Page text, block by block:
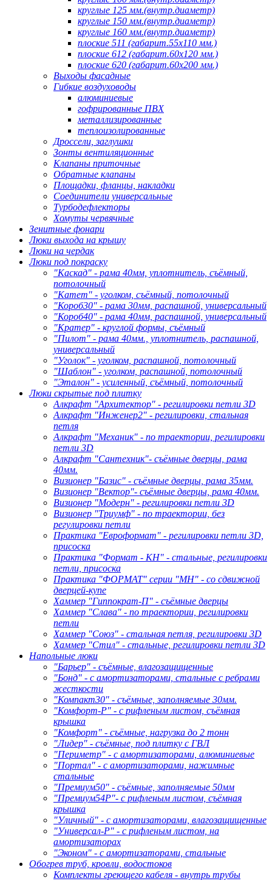
круглые 125 мм.(внутр.диаметр)
круглые 150 мм.(внутр.диаметр)
круглые 160 мм.(внутр.диаметр)
плоские 511 (габарит.55х110 мм.)
плоские 612 (габарит.60х120 мм.)
плоские 620 (габарит.60х200 мм.)
Выходы фасадные
Гибкие воздуховоды
алюминиевые
гофрированные ПВХ
металлизированные
теплоизолированные
Дроссели, заглушки
Зонты вентиляционные
Клапаны приточные
Обратные клапаны
Площадки, фланцы, накладки
Соединители универсальные
Турбодефлекторы
Хомуты червячные
Зенитные фонари
Люки выхода на крышу
Люки на чердак
Люки под покраску
"Каскад" - рама 40мм, уплотнитель, съёмный,
потолочный
"Катет" - уголком, съёмный, потолочный
"Короб30" - рама 30мм, распашной, универсальный
"Короб40" - рама 40мм, распашной, универсальный
"Кратер" - круглой формы, съёмный
"Пилот" - рама 40мм., уплотнитель, распашной,
универсальный
"Уголок" - уголком, распашной, потолочный
"Шаблон" - уголком, распашной, потолочный
"Эталон" - усиленный, съёмный, потолочный
Люки скрытые под плитку
Алкрафт "Архитектор" - регилировки петли 3D
Алкрафт "Инженер2" - регилировки, стальная
петля
Алкрафт "Механик" - по траектории, регилировки
петли 3D
Алкрафт "Сантехник"- съёмные дверцы, рама
40мм.
Визионер "Базис" - съёмные дверцы, рама 35мм.
Визионер "Вектор"- съёмные дверцы, рама 40мм.
Визионер "Модерн" - регилировки петли 3D
Визионер "Триумф" - по траектории, без
регулировки петли
Практика "Евроформат" - регилировки петли 3D,
присоска
Практика "Формат - КН" - стальные, регилировки
петли, присоска
Практика "ФОРМАТ" серии "МН" - со сдвижной
дверцей-купе
Хаммер "Гиппократ-П" - съёмные дверцы
Хаммер "Слава" - по траектории, регилировки
петли
Хаммер "Союз" - стальная петля, регилировки 3D
Хаммер "Стил" - стальные, регилировки петли 3D
Напольные люки
"Барьер" - съёмные, влагозащищенные
"Бонд" - с амортизаторами, стальные с ребрами
жесткости
"Компакт30" - съёмные, заполняемые 30мм.
"Комфорт-Р" - с рифленым листом, съёмная
крышка
"Комфорт" - съёмные, нагрузка до 2 тонн
"Лидер" - съёмные, под плитку с ГВЛ
"Периметр" - с амортизаторами, алюминиевые
"Портал" - с амортизаторами, нажимные
стальные
"Премиум50" - съёмные, заполняемые 50мм
"Премиум54Р"- с рифленым листом, съёмная
крышка
"Уличный" - с амортизаторами, влагозащищенные
"Универсал-Р" - с рифленым листом, на
амортизаторах
"Эконом" - с амортизаторами, стальные
Обогрев труб, кровли, водостоков
Комплекты греющего кабеля - внутрь трубы